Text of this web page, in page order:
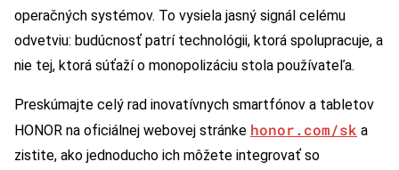
operačných systémov. To vysiela jasný signál celému
odvetviu: budúcnosť patrí technológii, ktorá spolupracuje, a
nie tej, ktorá súťaží o monopolizáciu stola používateľa.
Preskúmajte celý rad inovatívnych smartfónov a tabletov
HONOR na oficiálnej webovej stránke honor.com/sk a
zistite, ako jednoducho ich môžete integrovať so